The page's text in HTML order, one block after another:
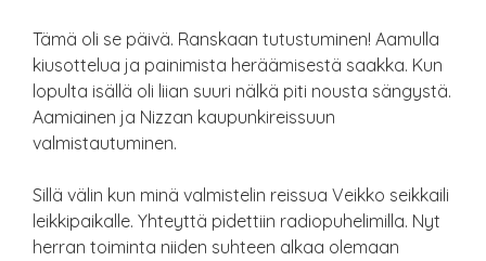
Tämä oli se päivä. Ranskaan tutustuminen! Aamulla
kiusottelua ja painimista heräämisestä saakka. Kun
lopulta isällä oli liian suuri nälkä piti nousta sängystä.
Aamiainen ja Nizzan kaupunkireissuun
valmistautuminen.
Sillä välin kun minä valmistelin reissua Veikko seikkaili
leikkipaikalle. Yhteyttä pidettiin radiopuhelimilla. Nyt
herran toiminta niiden suhteen alkaa olemaan